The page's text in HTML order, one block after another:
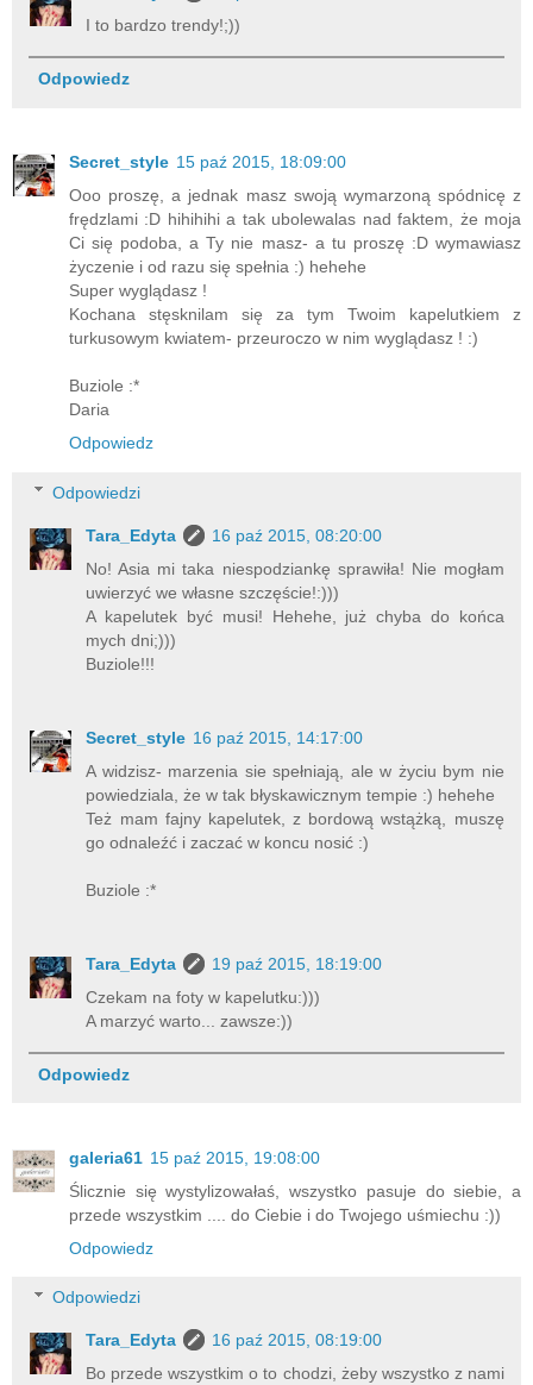
I to bardzo trendy!;))
Odpowiedz
Secret_style 15 paź 2015, 18:09:00
Ooo proszę, a jednak masz swoją wymarzoną spódnicę z
frędzlami :D hihihihi a tak ubolewalas nad faktem, że moja
Ci się podoba, a Ty nie masz- a tu proszę :D wymawiasz
życzenie i od razu się spełnia :) hehehe
Super wyglądasz !
Kochana stęsknilam się za tym Twoim kapelutkiem z
turkusowym kwiatem- przeuroczo w nim wyglądasz ! :)
Buziole :*
Daria
Odpowiedz
Odpowiedzi
Tara_Edyta
16 paź 2015, 08:20:00
No! Asia mi taka niespodziankę sprawiła! Nie mogłam
uwierzyć we własne szczęście!:)))
A kapelutek być musi! Hehehe, już chyba do końca
mych dni;)))
Buziole!!!
Secret_style 16 paź 2015, 14:17:00
A widzisz- marzenia sie spełniają, ale w życiu bym nie
powiedziala, że w tak błyskawicznym tempie :) hehehe
Też mam fajny kapelutek, z bordową wstążką, muszę
go odnaleźć i zaczać w koncu nosić :)
Buziole :*
Tara_Edyta
19 paź 2015, 18:19:00
Czekam na foty w kapelutku:)))
A marzyć warto... zawsze:))
Odpowiedz
galeria61 15 paź 2015, 19:08:00
Ślicznie się wystylizowałaś, wszystko pasuje do siebie, a
przede wszystkim .... do Ciebie i do Twojego uśmiechu :))
Odpowiedz
Odpowiedzi
Tara_Edyta
16 paź 2015, 08:19:00
Bo przede wszystkim o to chodzi, żeby wszystko z nami